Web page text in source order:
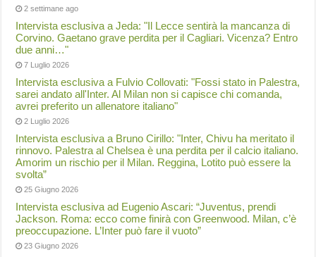
2 settimane ago
Intervista esclusiva a Jeda: "Il Lecce sentirà la mancanza di
Corvino. Gaetano grave perdita per il Cagliari. Vicenza? Entro
due anni…"
7 Luglio 2026
Intervista esclusiva a Fulvio Collovati: "Fossi stato in Palestra,
sarei andato all'Inter. Al Milan non si capisce chi comanda,
avrei preferito un allenatore italiano"
2 Luglio 2026
Intervista esclusiva a Bruno Cirillo: "Inter, Chivu ha meritato il
rinnovo. Palestra al Chelsea è una perdita per il calcio italiano.
Amorim un rischio per il Milan. Reggina, Lotito può essere la
svolta”
25 Giugno 2026
Intervista esclusiva ad Eugenio Ascari: “Juventus, prendi
Jackson. Roma: ecco come finirà con Greenwood. Milan, c’è
preoccupazione. L’Inter può fare il vuoto”
23 Giugno 2026